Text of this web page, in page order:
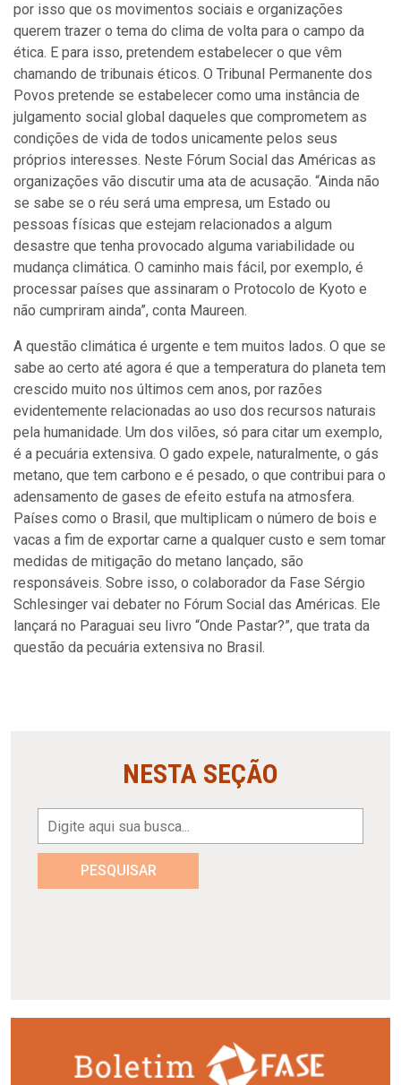
por isso que os movimentos sociais e organizações
querem trazer o tema do clima de volta para o campo da
ética. E para isso, pretendem estabelecer o que vêm
chamando de tribunais éticos. O Tribunal Permanente dos
Povos pretende se estabelecer como uma instância de
julgamento social global daqueles que comprometem as
condições de vida de todos unicamente pelos seus
próprios interesses. Neste Fórum Social das Américas as
organizações vão discutir uma ata de acusação. “Ainda não
se sabe se o réu será uma empresa, um Estado ou
pessoas físicas que estejam relacionados a algum
desastre que tenha provocado alguma variabilidade ou
mudança climática. O caminho mais fácil, por exemplo, é
processar países que assinaram o Protocolo de Kyoto e
não cumpriram ainda”, conta Maureen.
A questão climática é urgente e tem muitos lados. O que se
sabe ao certo até agora é que a temperatura do planeta tem
crescido muito nos últimos cem anos, por razões
evidentemente relacionadas ao uso dos recursos naturais
pela humanidade. Um dos vilões, só para citar um exemplo,
é a pecuária extensiva. O gado expele, naturalmente, o gás
metano, que tem carbono e é pesado, o que contribui para o
adensamento de gases de efeito estufa na atmosfera.
Países como o Brasil, que multiplicam o número de bois e
vacas a fim de exportar carne a qualquer custo e sem tomar
medidas de mitigação do metano lançado, são
responsáveis. Sobre isso, o colaborador da Fase Sérgio
Schlesinger vai debater no Fórum Social das Américas. Ele
lançará no Paraguai seu livro “Onde Pastar?”, que trata da
questão da pecuária extensiva no Brasil.
NESTA SEÇÃO
PESQUISAR